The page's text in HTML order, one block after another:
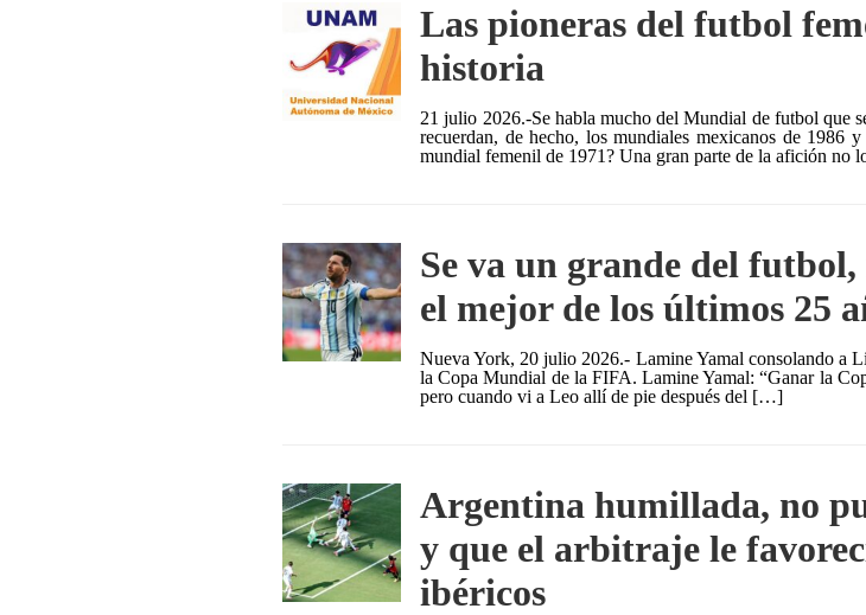
Las pioneras del futbol
historia
21 julio 2026.-Se habla mucho del Mundial de futbol que
recuerdan, de hecho, los mundiales mexicanos de 1986
mundial femenil de 1971? Una gran parte de la afición no
Se va un grande del
el mejor de los últimos 25
Nueva York, 20 julio 2026.- Lamine Yamal consolando a
la Copa Mundial de la FIFA. Lamine Yamal: “Ganar la
pero cuando vi a Leo allí de pie después del […]
Argentina humillada, no
y que el arbitraje le
ibéricos